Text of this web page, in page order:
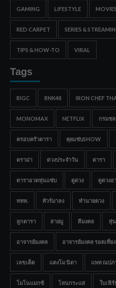
GAMING LIFESTYLE MOVIES
RED CARPET SERIES &
TIPS & HOW-TO VIRAL
Tags
BIGC BNK48 IRON CHEF
MONOMAX NETFLIX กรมช
ครอบครัวดารา คุยแซ่บSHOW
ดราม่า ดวงประจำวัน ดารา
ดาราอวดหุ่นแซ่บ ดูดวง ดูดวงอ
ททท. ทัวร์มาลง ทำนายดวง
ลูกดารา สายมู สีมงคล หุ่
อาจารย์มงคล อาจารย์มงคล รอดเที่ย
เลขเด็ด แตงโม นิดา แพท ณปภ
โมโนแมกซ์ โหนกระแส ใบเฟิ